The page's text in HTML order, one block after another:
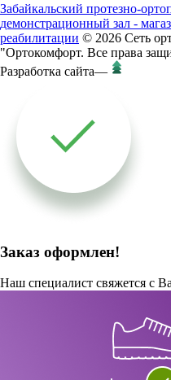
Забайкальский протезно-
демонстрационный зал -
реабилитации © 2026 Сеть
"Ортокомфорт. Все права
Разработка сайта—
Заказ оформлен!
Наш специалист свяжется с